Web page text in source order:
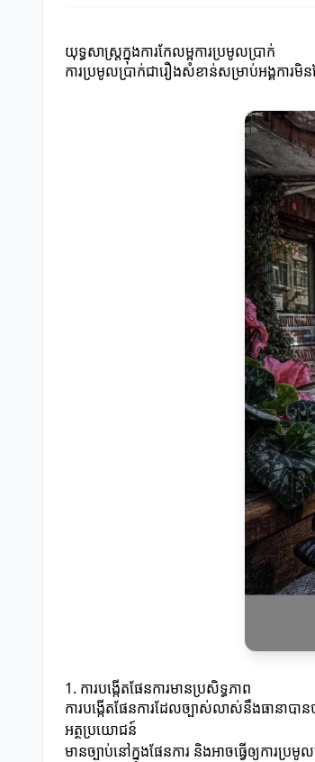
យុទ្ធសាស្ត្រក្នុងការកែលម្អការប្រមូលប្រាក់
ការប្រមូលប្រាក់ជារឿងសំខាន់សម្រាប់អង្គការ
1. ការបង្កើតផែនការមានប្រសិទ្ធភាព
ការបង្កើតផែនការដែលច្បាស់លាស់នឹងធានា
អត្ថប្រយោជន៍
មានច្បាប់នៅក្នុងផែនការ និងអាចធ្វើឲ្យការប្រមូ